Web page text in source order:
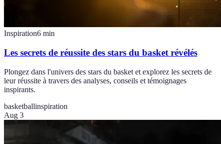
Inspiration6 min
Les secrets de réussite des stars du basket révélés
Plongez dans l'univers des stars du basket et explorez les secrets de
leur réussite à travers des analyses, conseils et témoignages
inspirants.
basketballinspiration
Aug 3